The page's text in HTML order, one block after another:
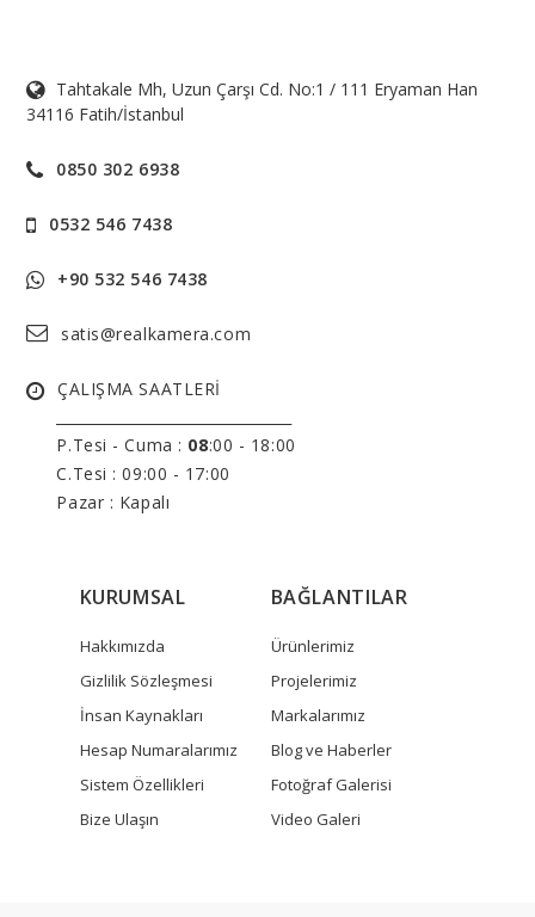
Tahtakale Mh, Uzun Çarşı Cd. No:1 / 111 Eryaman Han
34116 Fatih/İstanbul
0850 302 6938
0532 546 7438
+90 532 546 7438
satis@realkamera.com
ÇALIŞMA SAATLERİ
P.Tesi - Cuma : 08:00 - 18:00
C.Tesi : 09:00 - 17:00
Pazar : Kapalı
KURUMSAL
Hakkımızda
Gizlilik Sözleşmesi
İnsan Kaynakları
Hesap Numaralarımız
Sistem Özellikleri
Bize Ulaşın
BAĞLANTILAR
Ürünlerimiz
Projelerimiz
Markalarımız
Blog ve Haberler
Fotoğraf Galerisi
Video Galeri